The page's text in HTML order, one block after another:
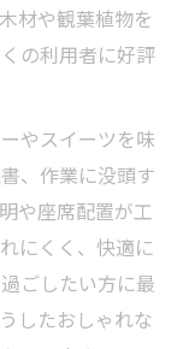
材や観葉植物を
の利用者に好評
やスイーツを味
、作業に没頭す
や座席配置が工
にくく、快適に
ごしたい方に最
したおしゃれな